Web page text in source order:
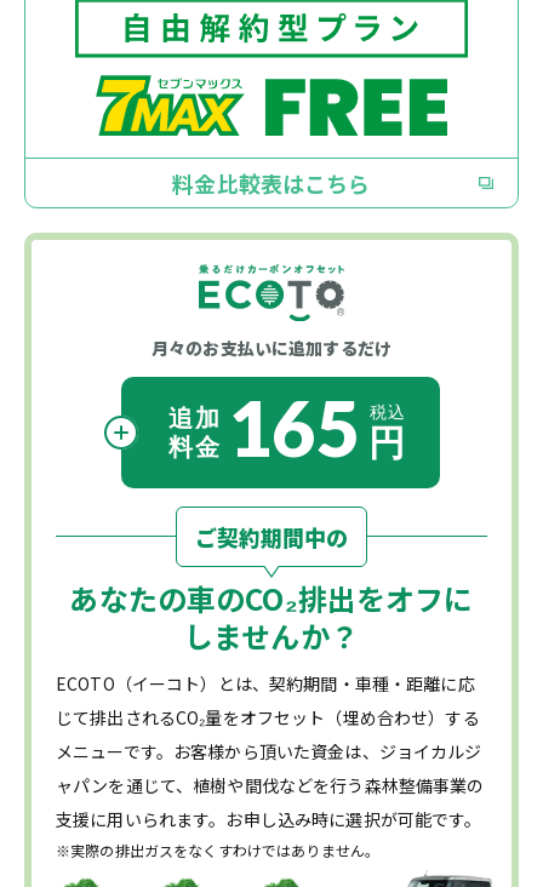
料金比較表はこちら
月々のお支払いに追加するだけ
165
ご契約期間中の
あなたの車のCO₂排出をオフに
しませんか？
ECOTO（イーコト）とは、契約期間・車種・距離に応
じて排出されるCO₂量をオフセット（埋め合わせ）する
メニューです。お客様から頂いた資金は、ジョイカルジ
ャパンを通じて、植樹や間伐などを行う森林整備事業の
支援に用いられます。お申し込み時に選択が可能です。
※実際の排出ガスをなくすわけではありません。